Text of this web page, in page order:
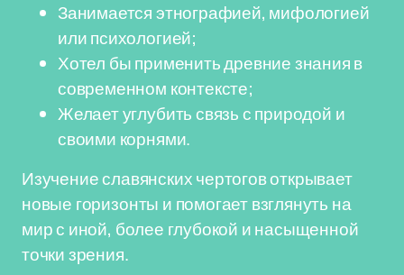
Занимается этнографией, мифологией
или психологией;
Хотел бы применить древние знания в
современном контексте;
Желает углубить связь с природой и
своими корнями.
Изучение славянских чертогов открывает
новые горизонты и помогает взглянуть на
мир с иной, более глубокой и насыщенной
точки зрения.